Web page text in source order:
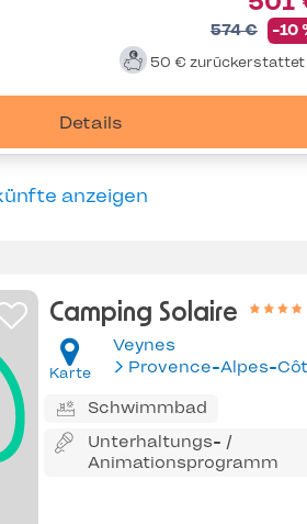
574 € -10
50 € zurückerstattet
Details
anzeigen
Camping Solaire
Karte
Veynes
Schwimmbad
Unterhaltungs- /
Animationsprogramm